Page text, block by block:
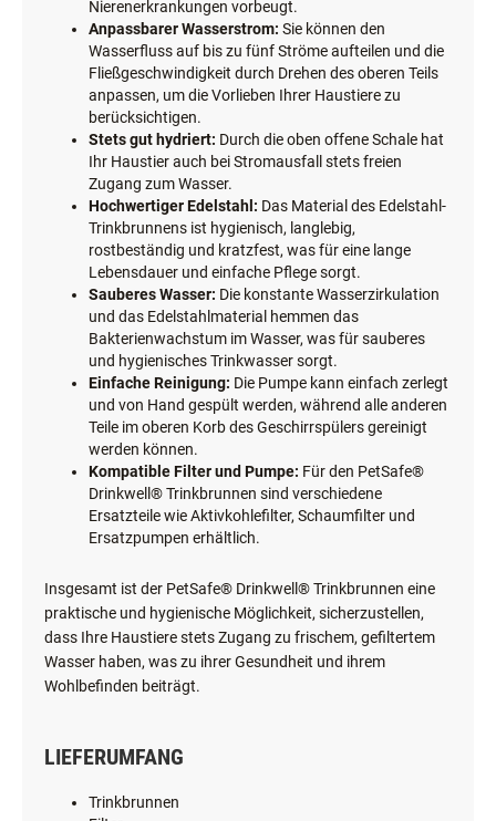
Nierenerkrankungen vorbeugt.
Anpassbarer Wasserstrom: Sie können den
Wasserfluss auf bis zu fünf Ströme aufteilen und die
Fließgeschwindigkeit durch Drehen des oberen Teils
anpassen, um die Vorlieben Ihrer Haustiere zu
berücksichtigen.
Stets gut hydriert: Durch die oben offene Schale hat
Ihr Haustier auch bei Stromausfall stets freien
Zugang zum Wasser.
Hochwertiger Edelstahl: Das Material des Edelstahl-
Trinkbrunnens ist hygienisch, langlebig,
rostbeständig und kratzfest, was für eine lange
Lebensdauer und einfache Pflege sorgt.
Sauberes Wasser: Die konstante Wasserzirkulation
und das Edelstahlmaterial hemmen das
Bakterienwachstum im Wasser, was für sauberes
und hygienisches Trinkwasser sorgt.
Einfache Reinigung: Die Pumpe kann einfach zerlegt
und von Hand gespült werden, während alle anderen
Teile im oberen Korb des Geschirrspülers gereinigt
werden können.
Kompatible Filter und Pumpe: Für den PetSafe®
Drinkwell® Trinkbrunnen sind verschiedene
Ersatzteile wie Aktivkohlefilter, Schaumfilter und
Ersatzpumpen erhältlich.
Insgesamt ist der PetSafe® Drinkwell® Trinkbrunnen eine
praktische und hygienische Möglichkeit, sicherzustellen,
dass Ihre Haustiere stets Zugang zu frischem, gefiltertem
Wasser haben, was zu ihrer Gesundheit und ihrem
Wohlbefinden beiträgt.
LIEFERUMFANG
Trinkbrunnen